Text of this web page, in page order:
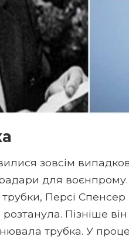
зовсім
для
Персі
Пізніше
трубка. У